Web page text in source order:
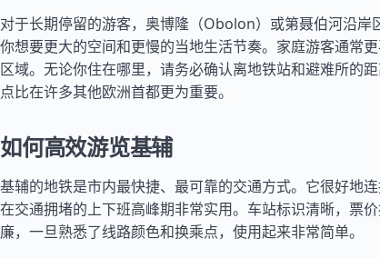
对于长期停留的游客，奥博隆（Obolon）或第聂伯河沿岸
你想要更大的空间和更慢的当地生活节奏。家庭游客通常
区域。无论你住在哪里，请务必确认离地铁站和避难所的
点比在许多其他欧洲首都更为重要。
如何高效游览基辅
基辅的地铁是市内最快捷、最可靠的交通方式。它很好地
在交通拥堵的上下班高峰期非常实用。车站标识清晰，票
廉，一旦熟悉了线路颜色和换乘点，使用起来非常简单。